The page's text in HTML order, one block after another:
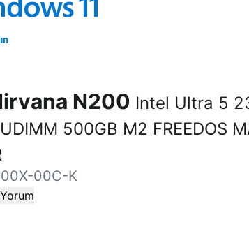
N200 Intel Ultra 5
500GB M2 FREEDOS
00C-K